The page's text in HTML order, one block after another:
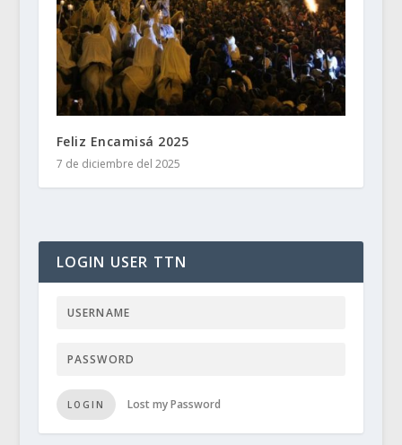
Feliz Encamisá 2025
7 de diciembre del 2025
LOGIN USER TTN
LOGIN Lost my Password